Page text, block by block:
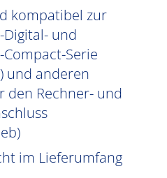
kompatibel zur
und
Serie
und anderen
den Rechner- und
im Lieferumfang